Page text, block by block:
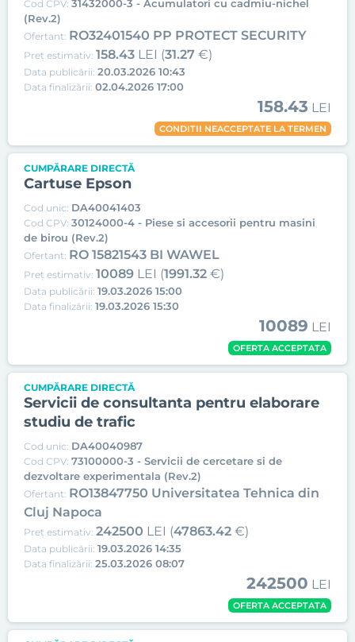
Cod CPV: 31432000-3 - Acumulatori cu cadmiu-nichel
(Rev.2)
Ofertant: RO32401540 PP PROTECT SECURITY
Preț estimativ: 158.43 LEI (31.27 €)
Data publicării: 20.03.2026 10:43
Data finalizării: 02.04.2026 17:00
158.43 LEI
CONDITII NEACCEPTATE LA TERMEN
CUMPĂRARE DIRECTĂ
Cartuse Epson
Cod unic: DA40041403
Cod CPV: 30124000-4 - Piese si accesorii pentru masini
de birou (Rev.2)
Ofertant: RO 15821543 BI WAWEL
Preț estimativ: 10089 LEI (1991.32 €)
Data publicării: 19.03.2026 15:00
Data finalizării: 19.03.2026 15:30
10089 LEI
OFERTA ACCEPTATA
CUMPĂRARE DIRECTĂ
Servicii de consultanta pentru elaborare
studiu de trafic
Cod unic: DA40040987
Cod CPV: 73100000-3 - Servicii de cercetare si de
dezvoltare experimentala (Rev.2)
Ofertant: RO13847750 Universitatea Tehnica din
Cluj Napoca
Preț estimativ: 242500 LEI (47863.42 €)
Data publicării: 19.03.2026 14:35
Data finalizării: 25.03.2026 08:07
242500 LEI
OFERTA ACCEPTATA